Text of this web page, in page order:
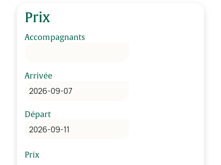
Prix
Accompagnants
Arrivée
Départ
Prix